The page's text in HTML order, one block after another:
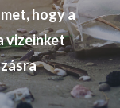
hogy a
vizeinket